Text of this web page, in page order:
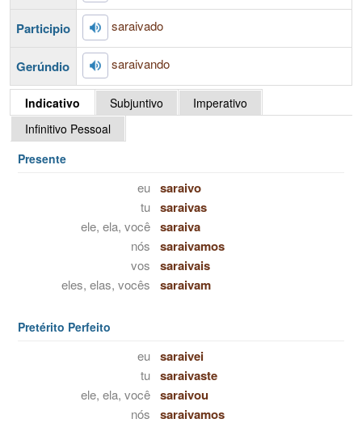
Participio saraivado
Gerúndio saraivando
Indicativo Subjuntivo
Imperativo
Infinitivo Pessoal
Presente
eu saraivo
tu saraivas
ele, ela, você saraiva
nós saraivamos
vos saraivais
eles, elas, vocês saraivam
Pretérito Perfeito
eu saraivei
tu saraivaste
ele, ela, você saraivou
nós saraivamos